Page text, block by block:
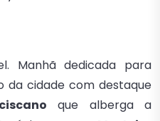
Manhã dedicada para
da cidade com destaque
que alberga a